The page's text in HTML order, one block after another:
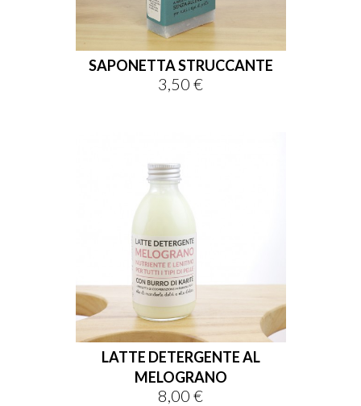
SAPONETTA STRUCCANTE
Prezzo
3,50 €
LATTE DETERGENTE AL
MELOGRANO
Prezzo
8,00 €